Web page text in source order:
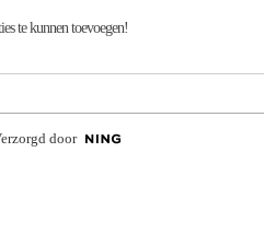
te kunnen toevoegen!
door